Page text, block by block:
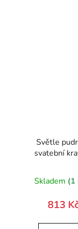
Světle
svatební
Skladem (1
813